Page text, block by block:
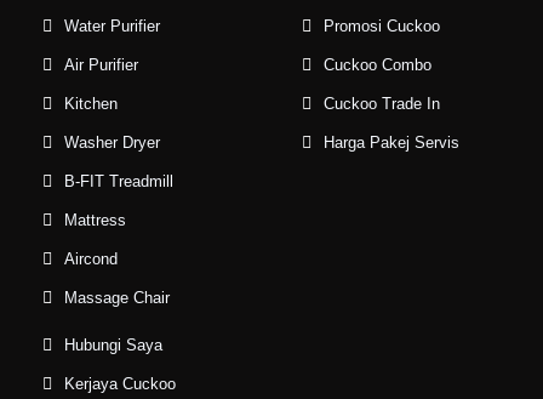
Water Purifier
Air Purifier
Kitchen
Washer Dryer
B-FIT Treadmill
Mattress
Aircond
Massage Chair
Promosi Cuckoo
Cuckoo Combo
Cuckoo Trade In
Harga Pakej Servis
Hubungi Saya
Kerjaya Cuckoo